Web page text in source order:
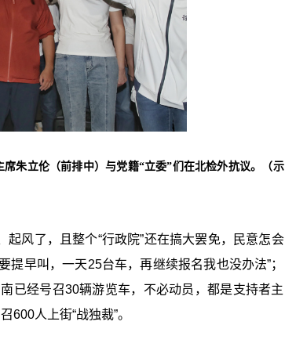
朱立伦（前排中）与党籍“立委”们在北检外抗议。（示
风了，且整个“行政院”还在搞大罢免，民意怎会
提早叫，一天25台车，再继续报名我也没办法”；
已经号召30辆游览车，不必动员，都是支持者主
人上街“战独裁”。